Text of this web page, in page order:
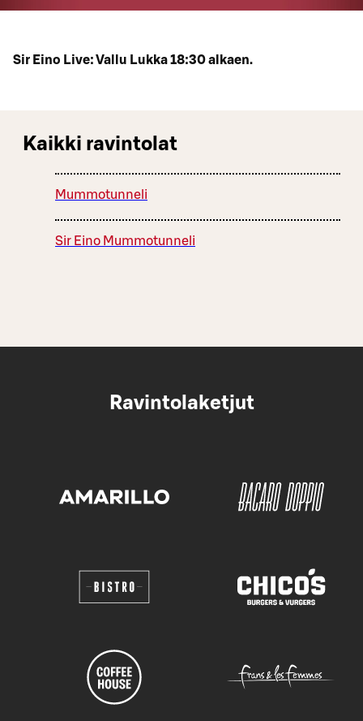
Sir Eino Live: Vallu Lukka 18:30 alkaen.
Kaikki ravintolat
Mummotunneli
Sir Eino Mummotunneli
Ravintolaketjut